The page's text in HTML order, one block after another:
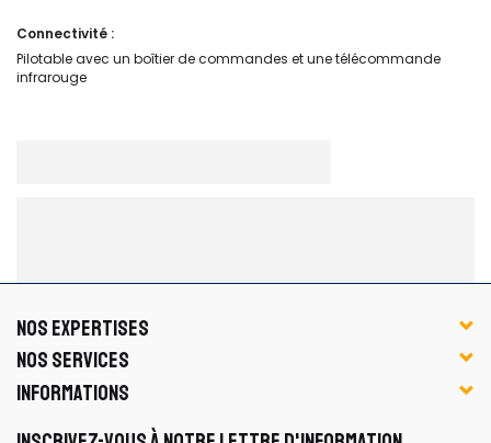
Connectivité :
Pilotable avec un boîtier de commandes et une télécommande
infrarouge
NOS EXPERTISES
NOS SERVICES
INFORMATIONS